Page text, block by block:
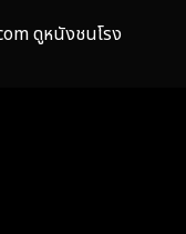
ดูหนังชนโรง